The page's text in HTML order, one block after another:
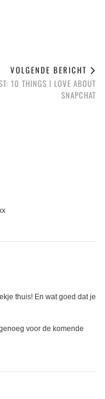
VOLGENDE BERICHT
10 THINGS I LOVE ABOUT
SNAPCHAT
thuis! En wat goed dat je
voor de komende